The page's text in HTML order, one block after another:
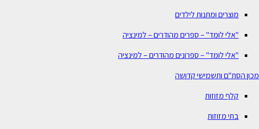
מוצרים ומתנות לילדים
"אלי לומד" – ספרים מהודרים – למינציה
"אלי לומד" – ספרונים מהודרים – למינציה
מכון הסת"ם ותשמישי קדושה
קלף מזוזות
בתי מזוזות